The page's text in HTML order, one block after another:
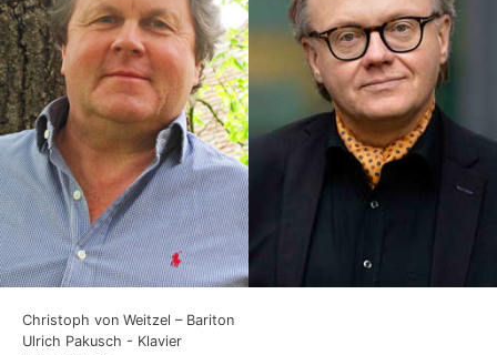
Christoph von Weitzel – Bariton
Ulrich Pakusch - Klavier